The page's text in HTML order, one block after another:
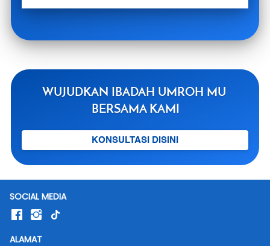
WUJUDKAN IBADAH UMROH MU
BERSAMA KAMI
`KONSULTASI DISINI
SOCIAL MEDIA
ALAMAT